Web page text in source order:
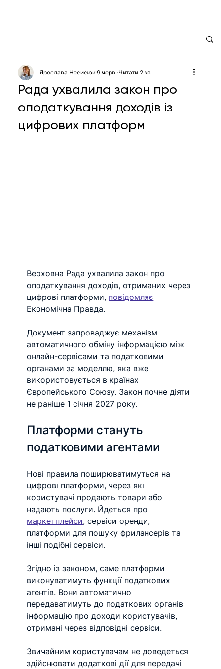
Рада ухвалила закон про
оподаткування доходів із
цифрових платформ
Ярослава Несисюк 9 черв. Читати 2 хв
Верховна Рада ухвалила закон про
оподаткування доходів, отриманих через
цифрові платформи, повідомляє
Економічна Правда.
Документ запроваджує механізм
автоматичного обміну інформацією між
онлайн-сервісами та податковими
органами за моделлю, яка вже
використовується в країнах
Європейського Союзу. Закон почне діяти
не раніше 1 січня 2027 року.
Платформи стануть
податковими агентами
Нові правила поширюватимуться на
цифрові платформи, через які
користувачі продають товари або
надають послуги. Йдеться про
маркетплейси, сервіси оренди,
платформи для пошуку фрилансерів та
інші подібні сервіси.
Згідно із законом, саме платформи
виконуватимуть функції податкових
агентів. Вони автоматично
передаватимуть до податкових органів
інформацію про доходи користувачів,
отримані через відповідні сервіси.
Звичайним користувачам не доведеться
здійснювати додаткові дії для передачі